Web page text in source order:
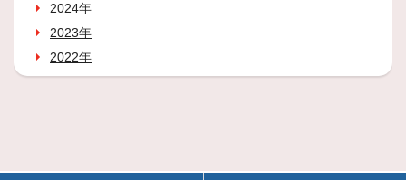
2024年
2023年
2022年